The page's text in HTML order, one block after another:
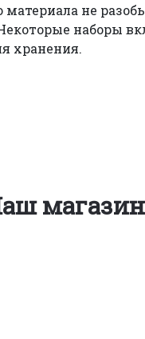
материала не
наборы
хранения.